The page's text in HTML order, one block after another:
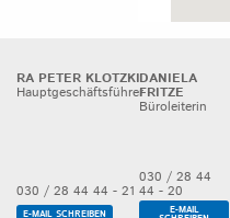
RA PETER KLOTZKI
Hauptgeschäftsführer
030 / 28 44 44 - 21
E-MAIL SCHREIBEN
DANIELA
FRITZE
Büroleiterin
030 / 28 44
44 - 20
E-MAIL